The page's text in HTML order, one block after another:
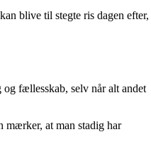
blive til stegte ris dagen efter,
fællesskab, selv når alt andet
mærker, at man stadig har